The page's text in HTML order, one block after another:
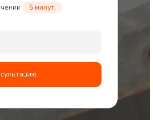
5 минут.